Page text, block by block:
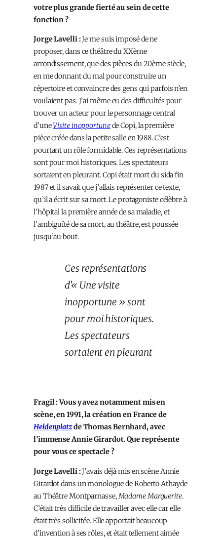
votre plus grande fierté au sein de cette
fonction ?
Jorge Lavelli :Je me suis imposé de ne
proposer, dans ce théâtre du XXème
arrondissement, que des pièces du 20ème siècle,
en me donnant du mal pour construire un
répertoire et convaincre des gens qui parfois n’en
voulaient pas. J’ai même eu des difficultés pour
trouver un acteur pour le personnage central
d’uneVisite inopportunede Copi, la première
pièce créée dans la petite salle en 1988. C’est
pourtant un rôle formidable. Ces représentations
sont pour moi historiques. Les spectateurs
sortaient en pleurant. Copi était mort du sida fin
1987 et il savait que j’allais représenter ce texte,
qu’il a écrit sur sa mort. Le protagoniste célèbre à
l’hôpital la première année de sa maladie, et
l’ambiguïté de sa mort, au théâtre, est poussée
jusqu’au bout.
Ces représentations
d'« Une visite
inopportune » sont
pour moi historiques.
Les spectateurs
sortaient en pleurant
Fragil : Vous y avez notamment mis en
scène, en 1991, la création en France de
Heldenplatzde Thomas Bernhard, avec
l’immense Annie Girardot. Que représente
pour vous ce spectacle ?
Jorge Lavelli :J’avais déjà mis en scène Annie
Girardot dans un monologue de Roberto Athayde
au Théâtre Montparnasse, Madame Marguerite.
C’était très difficile de travailler avec elle car elle
était très sollicitée. Elle apportait beaucoup
d’invention à ses rôles, et était tellement aimée